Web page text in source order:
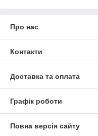
Про нас
Контакти
Доставка та оплата
Графік роботи
Повна версія сайту